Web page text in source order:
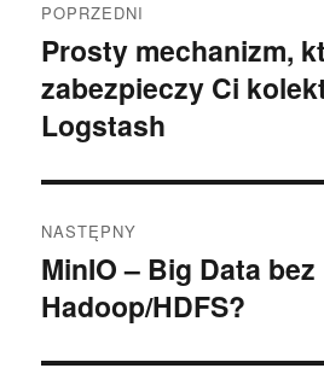
wpisu
POPRZEDNI
Poprzedni
wpis:
Prosty mechanizm,
zabezpieczy Ci
Logstash
NASTĘPNY
Następny
wpis:
MinIO – Big Data bez
Hadoop/HDFS?